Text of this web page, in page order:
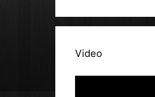
Video